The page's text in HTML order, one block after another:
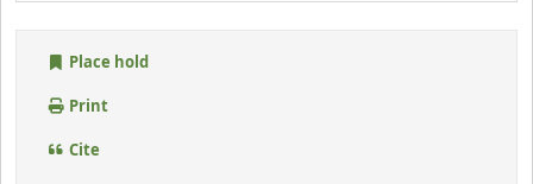
Place hold
Print
Cite